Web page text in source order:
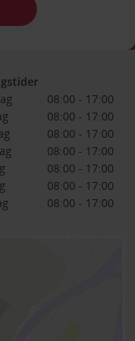
08:00 - 17:00
08:00 - 17:00
08:00 - 17:00
08:00 - 17:00
08:00 - 17:00
08:00 - 17:00
08:00 - 17:00